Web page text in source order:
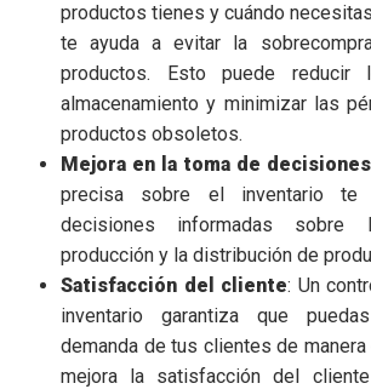
productos tienes y cuándo
te ayuda a evitar la
productos. Esto puede
almacenamiento y minimizar las
productos obsoletos.
Mejora en la toma de decisiones
precisa sobre el inventario te
decisiones informadas sobre
producción y la distribución de
Satisfacción del cliente: Un
inventario garantiza que
demanda de tus clientes de manera
mejora la satisfacción del